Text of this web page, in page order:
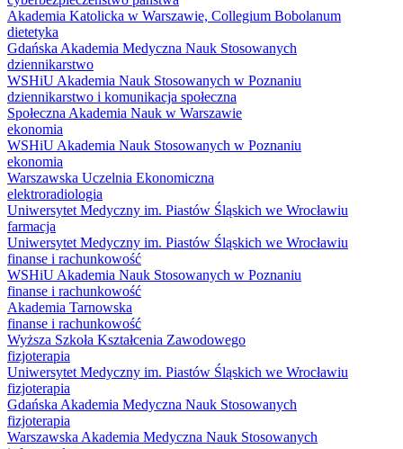
Akademia Katolicka w Warszawie, Collegium Bobolanum
dietetyka
Gdańska Akademia Medyczna Nauk Stosowanych
dziennikarstwo
WSHiU Akademia Nauk Stosowanych w Poznaniu
dziennikarstwo i komunikacja społeczna
Społeczna Akademia Nauk w Warszawie
ekonomia
WSHiU Akademia Nauk Stosowanych w Poznaniu
ekonomia
Warszawska Uczelnia Ekonomiczna
elektroradiologia
Uniwersytet Medyczny im. Piastów Śląskich we Wrocławiu
farmacja
Uniwersytet Medyczny im. Piastów Śląskich we Wrocławiu
finanse i rachunkowość
WSHiU Akademia Nauk Stosowanych w Poznaniu
finanse i rachunkowość
Akademia Tarnowska
finanse i rachunkowość
Wyższa Szkoła Kształcenia Zawodowego
fizjoterapia
Uniwersytet Medyczny im. Piastów Śląskich we Wrocławiu
fizjoterapia
Gdańska Akademia Medyczna Nauk Stosowanych
fizjoterapia
Warszawska Akademia Medyczna Nauk Stosowanych